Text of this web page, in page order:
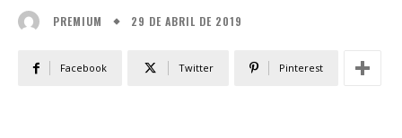
PREMIUM 29 DE ABRIL DE 2019
Facebook Twitter Pinterest